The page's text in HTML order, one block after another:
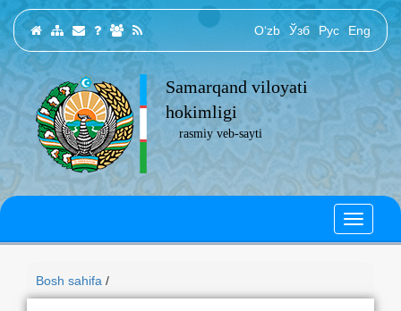
O‘zb Ўзб Рус Eng
Samarqand viloyati
hokimligi
rasmiy veb-sayti
Bosh sahifa /